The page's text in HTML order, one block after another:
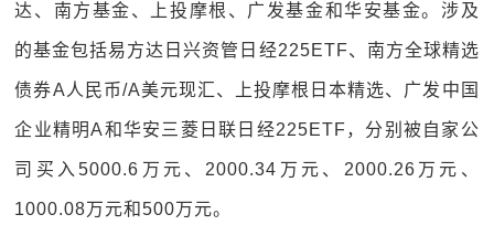
达、南方基金、上投摩根、广发基金和华安基金。涉及
的基金包括易方达日兴资管日经225ETF、南方全球精选
债券A人民币/A美元现汇、上投摩根日本精选、广发中国
企业精明A和华安三菱日联日经225ETF，分别被自家公
司买入5000.6万元、2000.34万元、2000.26万元、
1000.08万元和500万元。